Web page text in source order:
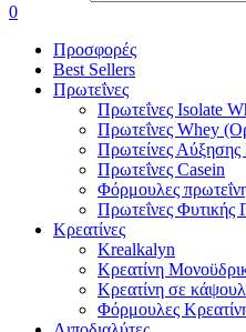
0
Προσφορές
Best Sellers
Πρωτεΐνες
Πρωτεΐνες Isolate
Πρωτεΐνες Whey
Πρωτείνες
Πρωτεΐνες Casein
Φόρμουλες
Πρωτεΐνες Φυτικής
Κρεατίνες
Krealkalyn
Κρεατίνη
Κρεατίνη σε
Φόρμουλες